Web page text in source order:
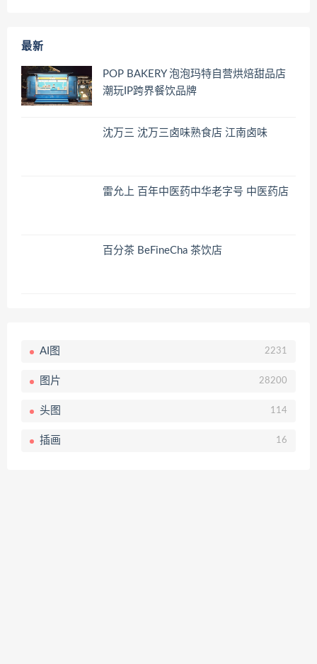
最新
POP BAKERY 泡泡玛特自营烘焙甜品店
潮玩IP跨界餐饮品牌
沈万三 沈万三卤味熟食店 江南卤味
雷允上 百年中医药中华老字号 中医药店
百分茶 BeFineCha 茶饮店
AI图 2231
图片 28200
头图 114
插画 16